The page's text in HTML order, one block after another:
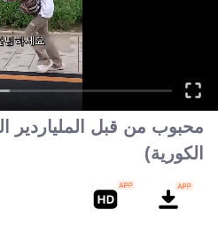
محبوب من قبل الملياردير
الكورية)